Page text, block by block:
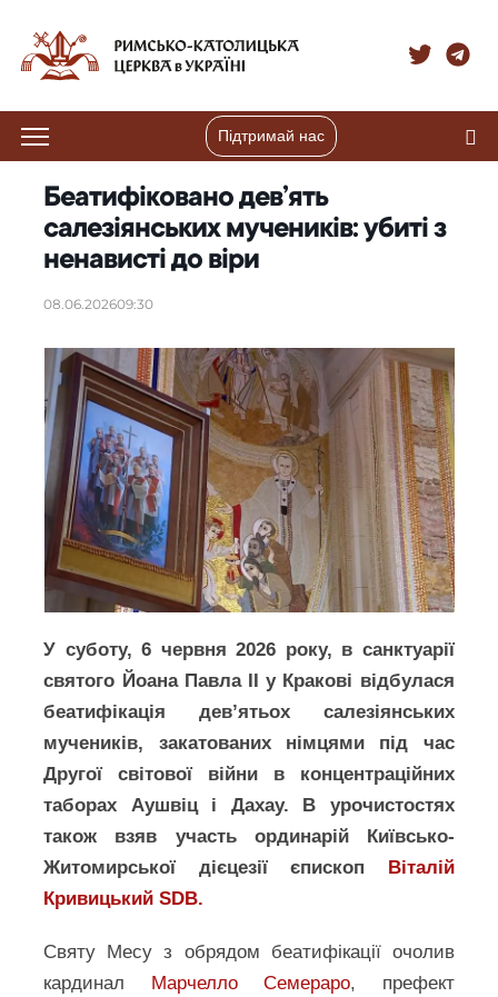
Підтримай нас
Беатифіковано дев’ять
салезіянських мучеників: убиті з
ненависті до віри
08.06.202609:30
У суботу, 6 червня 2026 року, в санктуарії
святого Йоана Павла ІІ у Кракові відбулася
беатифікація дев’ятьох салезіянських
мучеників, закатованих німцями під час
Другої світової війни в концентраційних
таборах Аушвіц і Дахау. В урочистостях
також взяв участь ординарій Київсько-
Житомирської дієцезії єпископ Віталій
Кривицький SDB.
Святу Месу з обрядом беатифікації очолив
кардинал Марчелло Семераро, префект